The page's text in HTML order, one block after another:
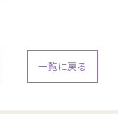
一覧に戻る